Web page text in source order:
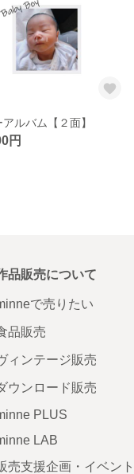
ルバム【２面】
円
品販売について
で売りたい
品販売
ィンテージ販売
ウンロード販売
PLUS
LAB
売支援企画・イベント